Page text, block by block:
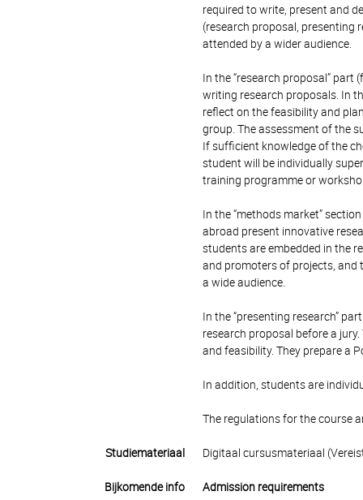
required to write, present and
(research proposal, presenting
attended by a wider audience.
In the “research proposal”
writing research proposals. In
reflect on the feasibility and
group. The assessment of the
If sufficient knowledge of the
student will be individually
training programme or
In the “methods market”
abroad present innovative
students are embedded in the
and promoters of projects, and
a wide audience.
In the “presenting research”
research proposal before a
and feasibility. They prepare a
In addition, students are
The regulations for the course
Studiemateriaal Digitaal cursusmateriaal
Bijkomende info Admission requirements